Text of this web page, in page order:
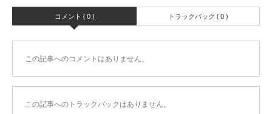
コメント ( 0 ) トラックバック ( 0 )
この記事へのコメントはありません。
この記事へのトラックバックはありません。